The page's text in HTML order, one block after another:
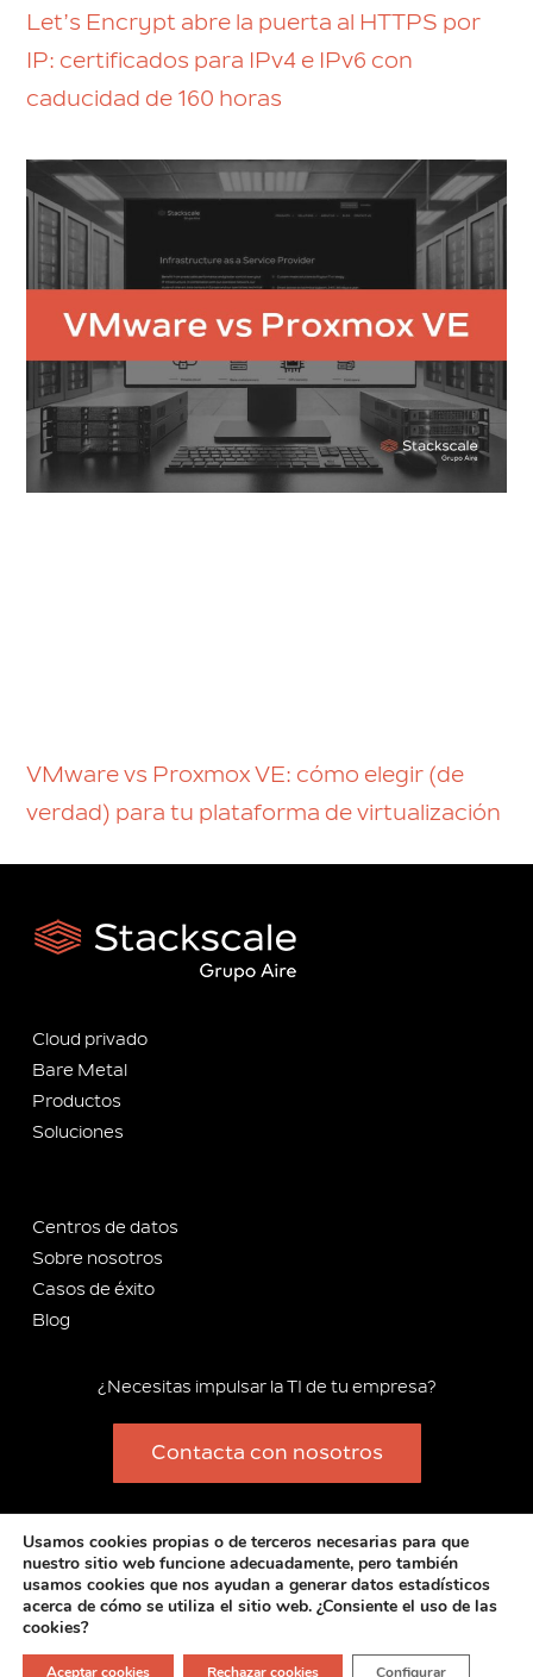
Let’s Encrypt abre la puerta al HTTPS por
IP: certificados para IPv4 e IPv6 con
caducidad de 160 horas
VMware vs Proxmox VE: cómo elegir (de
verdad) para tu plataforma de virtualización
Cloud privado
Bare Metal
Productos
Soluciones
Centros de datos
Sobre nosotros
Casos de éxito
Blog
¿Necesitas impulsar la TI de tu empresa?
Contacta con nosotros
Copyright 2012-2025 Stackscale S.L.
Contrato general de prestación de servicios–Política de
privacidad–Política de cookies–Aviso legal–Compromiso de
integridad y cumplimiento–Información corporativa
I
T
Usamos cookies propias o de terceros necesarias para que
nuestro sitio web funcione adecuadamente, pero también
usamos cookies que nos ayudan a generar datos estadísticos
acerca de cómo se utiliza el sitio web. ¿Consiente el uso de las
cookies?
Aceptar cookies Rechazar cookies Configurar